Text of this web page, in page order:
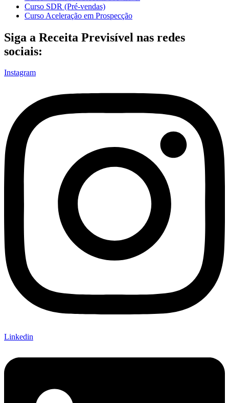
Curso SDR (Pré-vendas)
Curso Aceleração em Prospecção
Siga a Receita Previsível nas redes
sociais:
Instagram
Linkedin